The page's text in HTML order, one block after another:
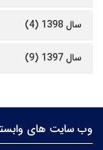
سال 1398 (4)
سال 1397 (9)
وب سایت های